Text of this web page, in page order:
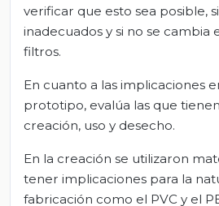
verificar que esto sea posible,
inadecuados y si no se cambia
filtros.
En cuanto a las implicaciones
prototipo, evalúa las que
creación, uso y desecho.
En la creación se utilizaron
tener implicaciones para la
fabricación como el PVC y el